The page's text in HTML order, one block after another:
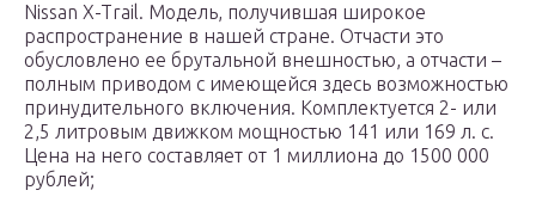
Nissаn X-Trail. Модель, получившая широкое
распространение в нашей стране. Отчасти это
обусловлено ее брутальной внешностью, а отчасти –
полным приводом с имеющейся здесь возможностью
принудительного включения. Комплектуется 2- или
2,5 литровым движком мощностью 141 или 169 л. с.
Цена на него составляет от 1 миллиона до 1500 000
рублей;